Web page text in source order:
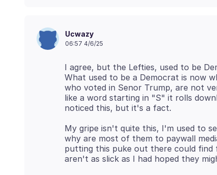
Ucwazy
06:57 4/6/25
I agree, but the Lefties, used to be
What used to be a Democrat is now
who voted in Senor Trump, are not
like a word starting in "S" it rolls
My gripe isn't quite this, I'm used to
why are most of them to paywall
putting this puke out there could